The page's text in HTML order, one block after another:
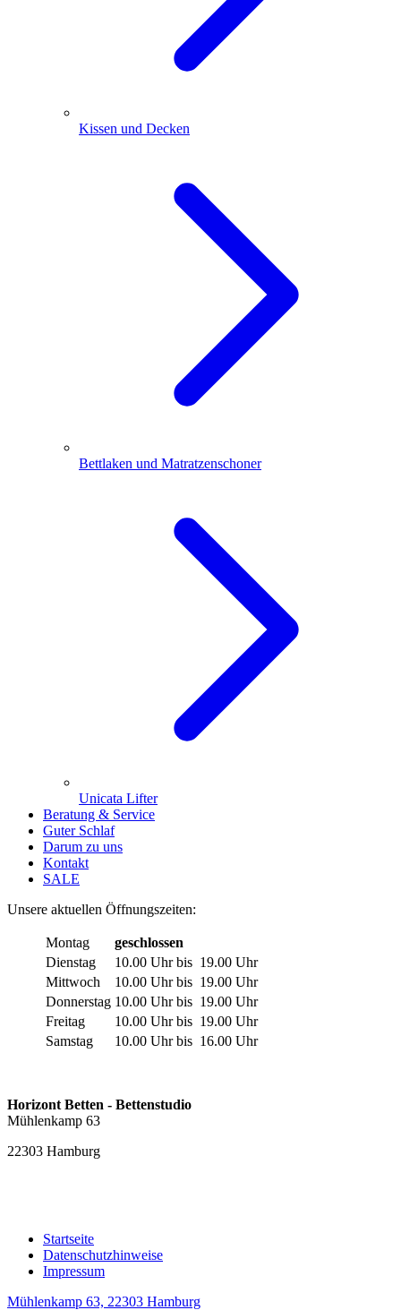
Kissen und Decken
Bettlaken und Matratzenschoner
Unicata Lifter
Beratung & Service
Guter Schlaf
Darum zu uns
Kontakt
SALE
Unsere aktuellen Öffnungszeiten:
Montag
geschlossen
Dienstag
10.00 Uhr bis 19.00 Uhr
Mittwoch
10.00 Uhr bis 19.00 Uhr
Donnerstag 10.00 Uhr bis 19.00 Uhr
Freitag
10.00 Uhr bis 19.00 Uhr
Samstag
10.00 Uhr bis 16.00 Uhr
Horizont Betten - Bettenstudio
Mühlenkamp 63
22303 Hamburg
Startseite
Datenschutzhinweise
Impressum
Mühlenkamp 63, 22303 Hamburg